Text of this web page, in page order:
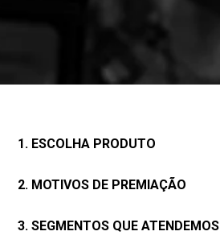
1. ESCOLHA PRODUTO
2. MOTIVOS DE PREMIAÇÃO
3. SEGMENTOS QUE ATENDEMOS